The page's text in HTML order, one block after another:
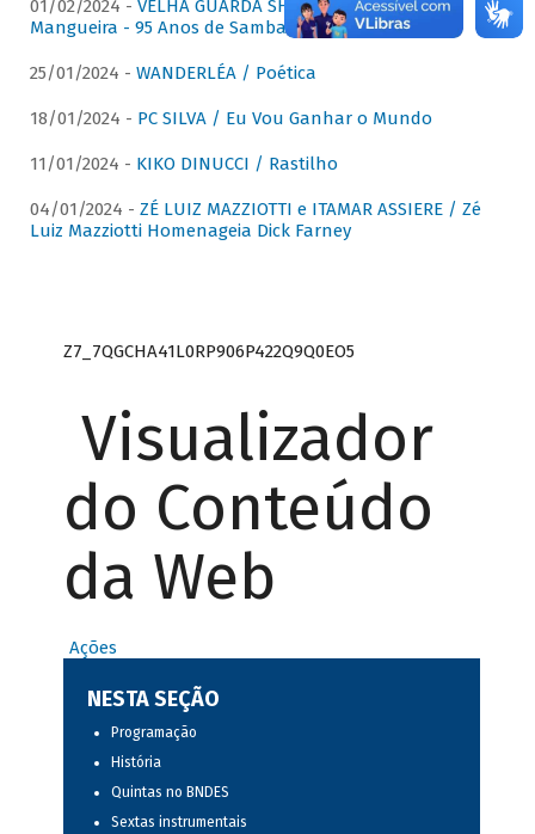
01/02/2024 - VELHA GUARDA SHOW DA MANGUEIRA /
Mangueira - 95 Anos de Samba
25/01/2024 - WANDERLÉA / Poética
18/01/2024 - PC SILVA / Eu Vou Ganhar o Mundo
11/01/2024 - KIKO DINUCCI / Rastilho
04/01/2024 - ZÉ LUIZ MAZZIOTTI e ITAMAR ASSIERE / Zé
Luiz Mazziotti Homenageia Dick Farney
Z7_7QGCHA41L0RP906P422Q9Q0EO5
Visualizador
do Conteúdo
da Web
Ações
NESTA SEÇÃO
Programação
História
Quintas no BNDES
Sextas instrumentais